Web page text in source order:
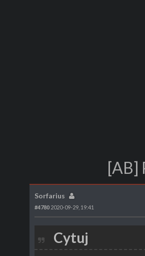
[AB]
Sorfarius
#4780 2020-09-29, 19:41
Cytuj